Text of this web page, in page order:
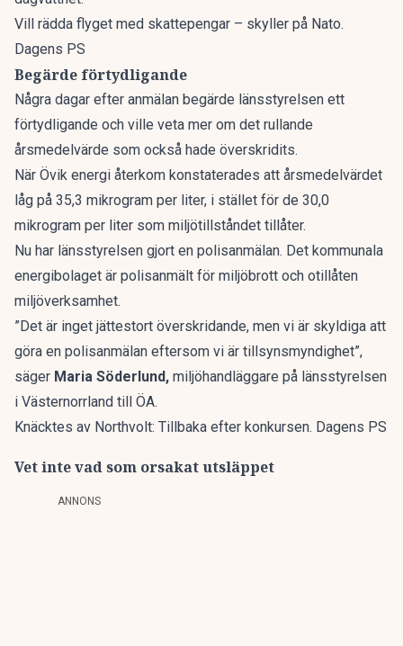
Vill rädda flyget med skattepengar – skyller på Nato.
Dagens PS
Begärde förtydligande
Några dagar efter anmälan begärde länsstyrelsen ett
förtydligande och ville veta mer om det rullande
årsmedelvärde som också hade överskridits.
När Övik energi återkom konstaterades att årsmedelvärdet
låg på 35,3 mikrogram per liter, i stället för de 30,0
mikrogram per liter som miljötillståndet tillåter.
Nu har länsstyrelsen gjort en polisanmälan. Det kommunala
energibolaget är polisanmält för miljöbrott och otillåten
miljöverksamhet.
”Det är inget jättestort överskridande, men vi är skyldiga att
göra en polisanmälan eftersom vi är tillsynsmyndighet”,
säger Maria Söderlund, miljöhandläggare på länsstyrelsen
i Västernorrland till ÖA.
Knäcktes av Northvolt: Tillbaka efter konkursen. Dagens PS
Vet inte vad som orsakat utsläppet
ANNONS